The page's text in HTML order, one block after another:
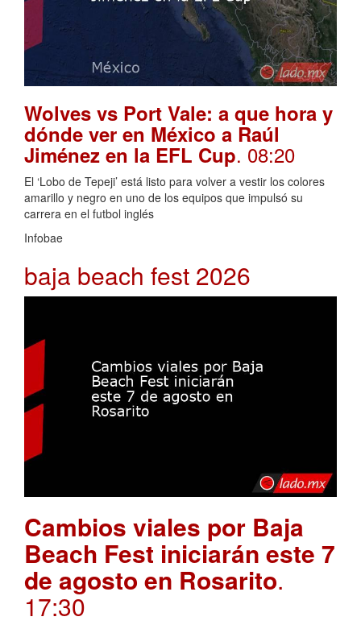
Wolves vs Port Vale: a que hora y
dónde ver en México a Raúl
Jiménez en la EFL Cup. 08:20
El ‘Lobo de Tepeji’ está listo para volver a vestir los colores
amarillo y negro en uno de los equipos que impulsó su
carrera en el futbol inglés
Infobae
baja beach fest 2026
Cambios viales por Baja
Beach Fest iniciarán este 7
de agosto en Rosarito.
17:30